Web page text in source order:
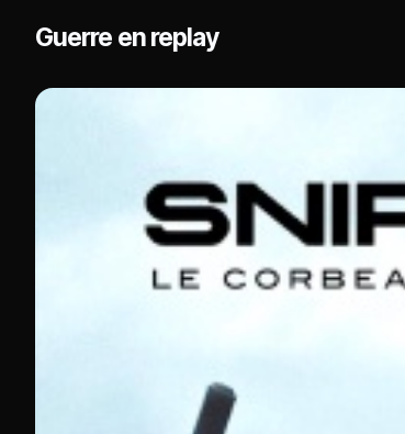
Guerre en replay